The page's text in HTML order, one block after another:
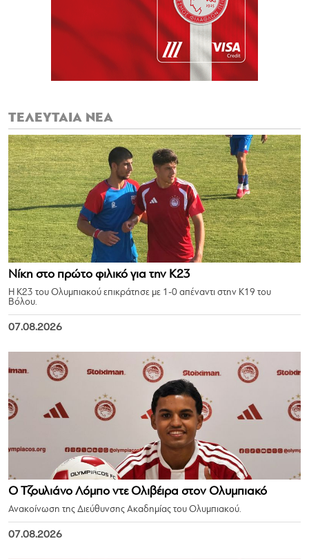
ΤΕΛΕΥΤΑΙΑ ΝΕΑ
Νίκη στο πρώτο φιλικό για την Κ23
Η Κ23 του Ολυμπιακού επικράτησε με 1-0 απέναντι στην Κ19 του
Βόλου.
07.08.2026
Ο Τζουλιάνο Λόμπο ντε Ολιβέιρα στον Ολυμπιακό
Ανακοίνωση της Διεύθυνσης Ακαδημίας του Ολυμπιακού.
07.08.2026